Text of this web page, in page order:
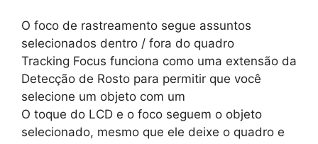
O foco de rastreamento segue assuntos
selecionados dentro / fora do quadro
Tracking Focus funciona como uma extensão da
Detecção de Rosto para permitir que você
selecione um objeto com um
O toque do LCD e o foco seguem o objeto
selecionado, mesmo que ele deixe o quadro e